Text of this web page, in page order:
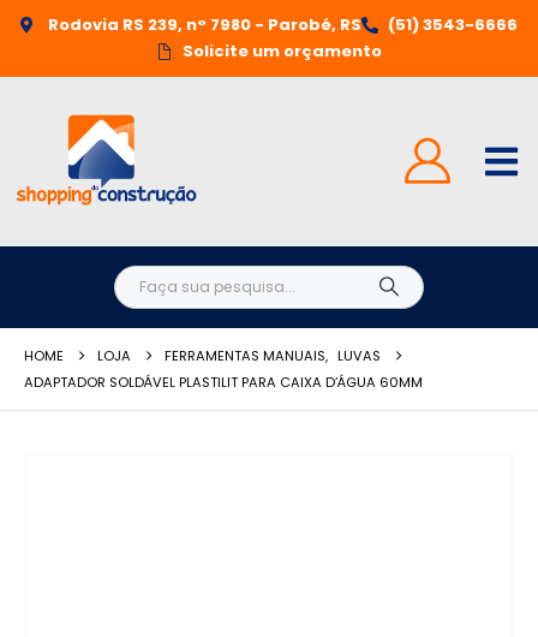
Rodovia RS 239, n° 7980 - Parobé, RS
(51) 3543-6666
Solicite um orçamento
HOME LOJA FERRAMENTAS MANUAIS, LUVAS
ADAPTADOR SOLDÁVEL PLASTILIT PARA CAIXA D’ÁGUA 60MM